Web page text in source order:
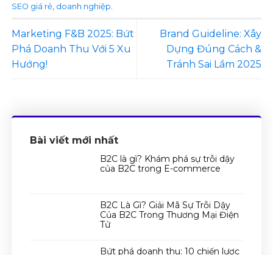
SEO giá rẻ, doanh nghiệp.
Marketing F&B 2025: Bứt
Phá Doanh Thu Với 5 Xu
Hướng!
Brand Guideline: Xây
Dựng Đúng Cách &
Tránh Sai Lầm 2025
Bài viết mới nhất
B2C là gì? Khám phá sự trỗi dậy
của B2C trong E-commerce
B2C Là Gì? Giải Mã Sự Trỗi Dậy
Của B2C Trong Thương Mại Điện
Tử
Bứt phá doanh thu: 10 chiến lược